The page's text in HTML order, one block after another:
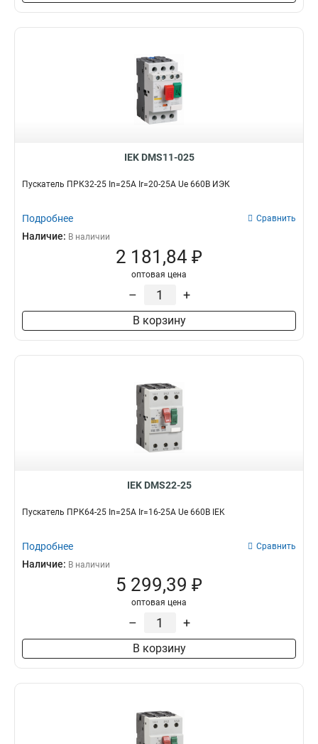
IEK DMS11-025
Пускатель ПРК32-25 In=25A Ir=20-25A Ue 660В ИЭК
Подробнее Сравнить
Наличие: В наличии
2 181,84 ₽
оптовая цена
– +
В корзину
IEK DMS22-25
Пускатель ПРК64-25 In=25A Ir=16-25A Ue 660В IEK
Подробнее Сравнить
Наличие: В наличии
5 299,39 ₽
оптовая цена
– +
В корзину